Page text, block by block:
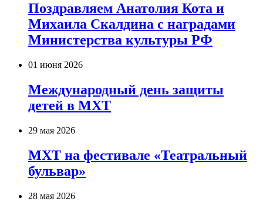
Поздравляем Анатолия Кота и
Михаила Скалдина с наградами
Министерства культуры РФ
01 июня 2026
Международный день защиты
детей в МХТ
29 мая 2026
МХТ на фестивале «Театральный
бульвар»
28 мая 2026